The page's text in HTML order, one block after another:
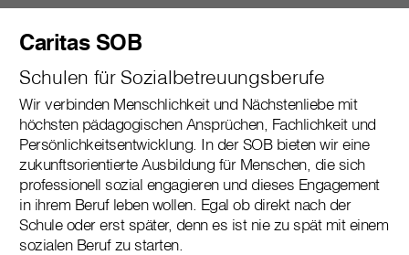
Caritas SOB
Schulen für Sozialbetreuungsberufe
Wir verbinden Menschlichkeit und Nächstenliebe mit
höchsten pädagogischen Ansprüchen, Fachlichkeit und
Persönlichkeitsentwicklung. In der SOB bieten wir eine
zukunftsorientierte Ausbildung für Menschen, die sich
professionell sozial engagieren und dieses Engagement
in ihrem Beruf leben wollen. Egal ob direkt nach der
Schule oder erst später, denn es ist nie zu spät mit einem
sozialen Beruf zu starten.